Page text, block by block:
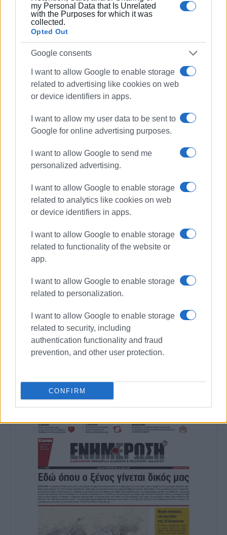
my Personal Data that Is Unrelated
with the Purposes for which it was
collected.
Opted Out
Google consents
I want to allow Google to enable storage
related to advertising like cookies on web
or device identifiers in apps.
I want to allow my user data to be sent to
Google for online advertising purposes.
I want to allow Google to send me
personalized advertising.
I want to allow Google to enable storage
related to analytics like cookies on web
or device identifiers in apps.
I want to allow Google to enable storage
related to functionality of the website or
app.
I want to allow Google to enable storage
related to personalization.
I want to allow Google to enable storage
related to security, including
authentication functionality and fraud
prevention, and other user protection.
CONFIRM
ΒΑΣΙΛΗΣ ΠΑΝΤΑΖΟΠΟΥΛΟΣ
Ο Βασίλης Πανταζόπουλος είναι απόφοιτος του
τμήματος Μεσογειακών Σπουδών του
Πανεπιστημίου Αιγαίου (Ρόδος), με ειδίκευση
στις Διεθνείς Σχέσεις. Επιπλέον, είναι κάτοχος
Μεταπτυχιακού Τίτλου από το Πανεπιστήμιο του
Readingστις Στρατηγικές Σπουδές.
Συνδρομητές στο e-paper